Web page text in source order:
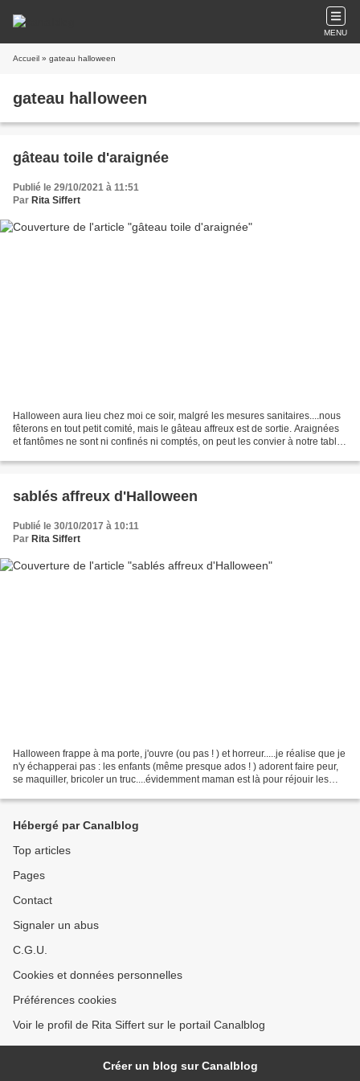
MENU
Accueil » gateau halloween
gateau halloween
gâteau toile d'araignée
Publié le 29/10/2021 à 11:51
Par Rita Siffert
Halloween aura lieu chez moi ce soir, malgré les mesures sanitaires....nous
fêterons en tout petit comité, mais le gâteau affreux est de sortie. Araignées
et fantômes ne sont ni confinés ni comptés, on peut les convier à notre table !
sablés affreux d'Halloween
Publié le 30/10/2017 à 10:11
Par Rita Siffert
Halloween frappe à ma porte, j'ouvre (ou pas ! ) et horreur.....je réalise que je
n'y échapperai pas : les enfants (même presque ados ! ) adorent faire peur,
se maquiller, bricoler un truc....évidemment maman est là pour réjouir les
Hébergé par Canalblog
Top articles
Pages
Contact
Signaler un abus
C.G.U.
Cookies et données personnelles
Préférences cookies
Voir le profil de Rita Siffert sur le portail Canalblog
Créer un blog sur Canalblog